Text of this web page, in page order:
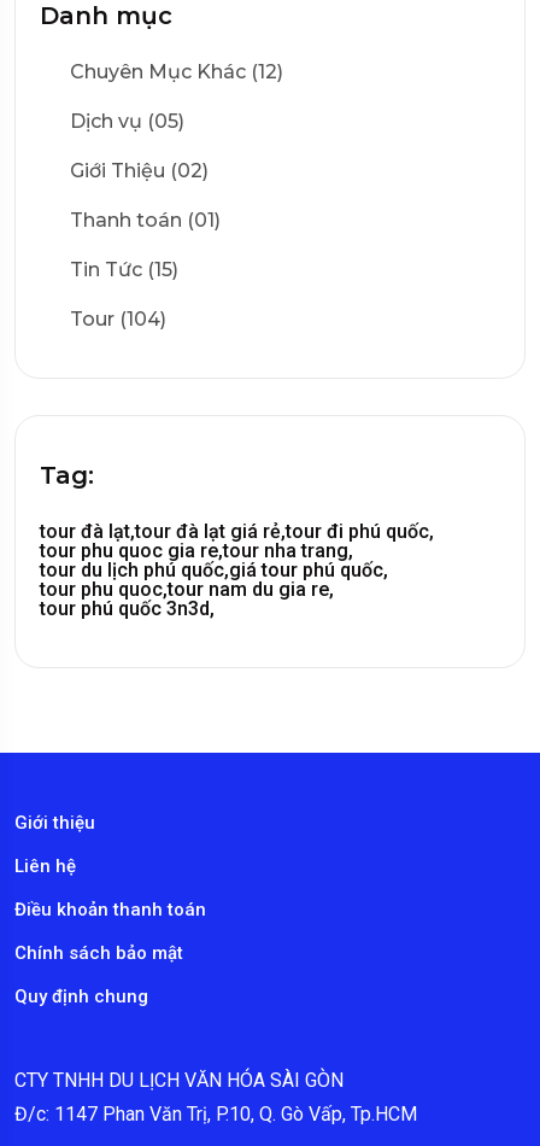
Danh mục
Chuyên Mục Khác (12)
Dịch vụ (05)
Giới Thiệu (02)
Thanh toán (01)
Tin Tức (15)
Tour (104)
Tag:
tour đà lạt,tour đà lạt giá rẻ,tour đi phú quốc,
tour phu quoc gia re,tour nha trang,
tour du lịch phú quốc,giá tour phú quốc,
tour phu quoc,tour nam du gia re,
tour phú quốc 3n3d,
Giới thiệu
Liên hệ
Điều khoản thanh toán
Chính sách bảo mật
Quy định chung
CTY TNHH DU LỊCH VĂN HÓA SÀI GÒN
Đ/c: 1147 Phan Văn Trị, P.10, Q. Gò Vấp, Tp.HCM